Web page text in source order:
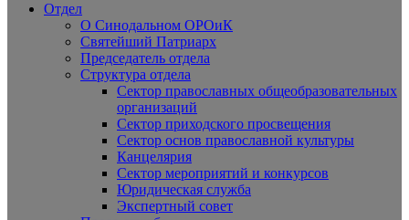
Отдел
О Синодальном ОРОиК
Святейший Патриарх
Председатель отдела
Структура отдела
Сектор православных общеобразовательных
организаций
Сектор приходского просвещения
Сектор основ православной культуры
Канцелярия
Сектор мероприятий и конкурсов
Юридическая служба
Экспертный совет